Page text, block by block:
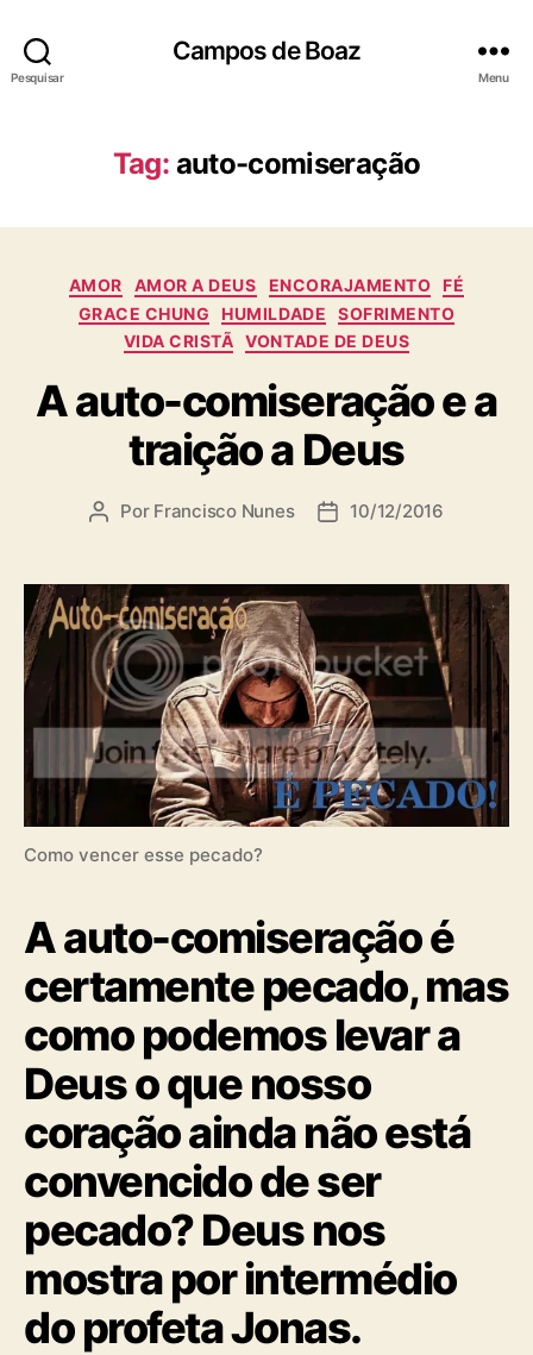
Pesquisar
Campos de Boaz
Menu
Tag: auto-comiseração
C
a
t
e
g
o
s
AMOR AMOR A DEUS ENCORAJAMENTO FÉ
GRACE CHUNG
HUMILDADE
SOFRIMENTO
VIDA CRISTÃ
VONTADE DE DEUS
A auto-comiseração e a
traição a Deus
A
o
r
d
o
p
o
s
t
Por Francisco Nunes
D
a
d
e
p
u
b
l
i
c
a
10/12/2016
Como vencer esse pecado?
A auto-comiseração é
certamente pecado, mas
como podemos levar a
Deus o que nosso
coração ainda não está
convencido de ser
pecado? Deus nos
mostra por intermédio
do profeta Jonas.